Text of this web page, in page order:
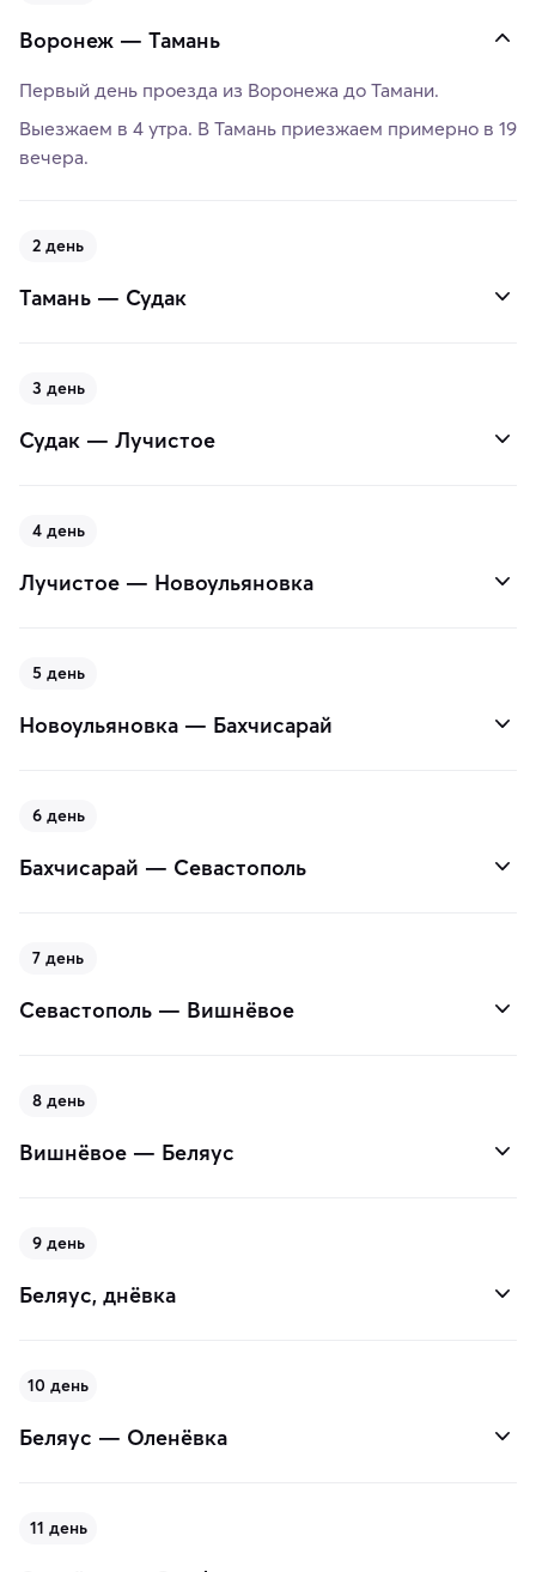
Воронеж — Тамань
Первый день проезда из Воронежа до Тамани.
Выезжаем в 4 утра. В Тамань приезжаем примерно в 19
вечера.
2 день
Тамань — Судак
3 день
Судак — Лучистое
4 день
Лучистое — Новоульяновка
5 день
Новоульяновка — Бахчисарай
6 день
Бахчисарай — Севастополь
7 день
Севастополь — Вишнёвое
8 день
Вишнёвое — Беляус
9 день
Беляус, днёвка
10 день
Беляус — Оленёвка
11 день